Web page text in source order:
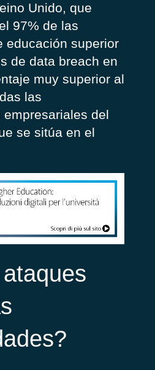
Unido, que
97% de las
educación superior
de data breach en
muy superior al
las
empresariales del
se sitúa en el
ataques